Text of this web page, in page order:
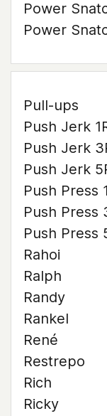
Power
Power
Pull-ups
Push Jerk
Push Jerk
Push Jerk
Push Press
Push Press
Push Press
Rahoi
Ralph
Randy
Rankel
René
Restrepo
Rich
Ricky